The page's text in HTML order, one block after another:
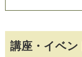
講座・イベン